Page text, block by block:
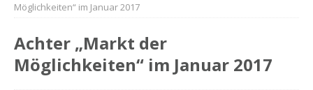
Möglichkeiten“ im Januar 2017
Achter „Markt der
Möglichkeiten“ im Januar 2017